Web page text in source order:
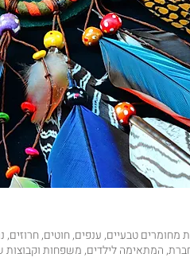
מחומרים טבעיים, ענפים, חוטים, חרוזים,
המתאימה לילדים, משפחות